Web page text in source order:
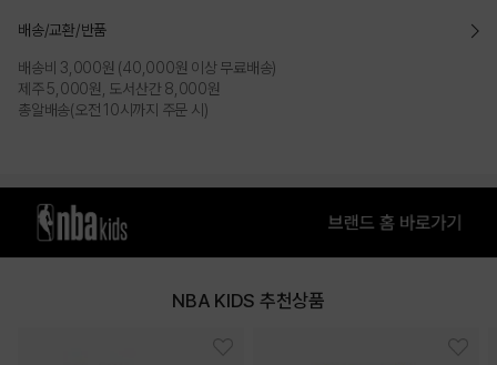
배송/교환/반품
배송비 3,000원 (40,000원 이상 무료배송)
제주 5,000원, 도서산간 8,000원
총알배송(오전 10시까지 주문 시)
NBA KIDS 추천상품